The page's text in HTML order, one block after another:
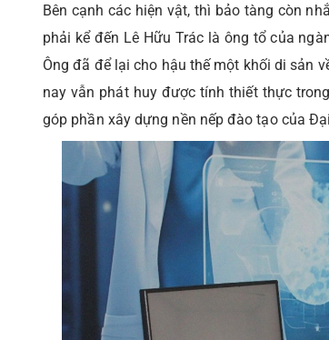
Bên cạnh các hiện vật, thì bảo tàng còn
phải kể đến Lê Hữu Trác là ông tổ của
Ông đã để lại cho hậu thế một khối di sản
nay vẫn phát huy được tính thiết thực
góp phần xây dựng nền nếp đào tạo của